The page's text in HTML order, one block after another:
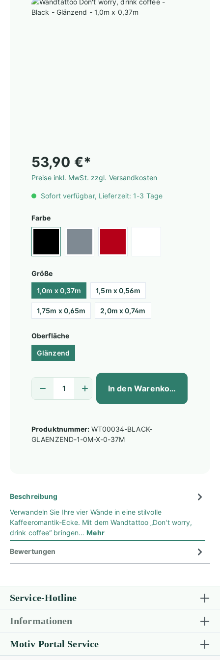
53,90 €*
Preise inkl. MwSt. zzgl. Versandkosten
Sofort verfügbar, Lieferzeit: 1-3 Tage
Farbe
Größe
1,0m x 0,37m 1,5m x 0,56m
1,75m x 0,65m 2,0m x 0,74m
Oberfläche
Glänzend
In den Warenkorb
Produktnummer: WT00034-BLACK-
GLAENZEND-1-0M-X-0-37M
Beschreibung
Verwandeln Sie Ihre vier Wände in eine stilvolle
Kaffeeromantik-Ecke. Mit dem Wandtattoo „Don't worry,
drink coffee“ bringen…Mehr
Bewertungen
Service-Hotline
Informationen
Motiv Portal Service